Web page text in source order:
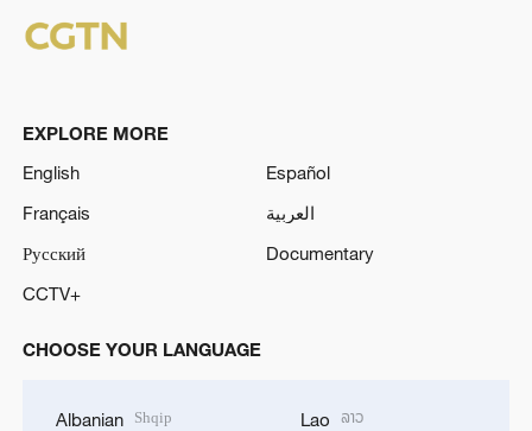
EXPLORE MORE
English
Español
Français
العربية
Русский
Documentary
CCTV+
CHOOSE YOUR LANGUAGE
Albanian Shqip Lao ລາວ